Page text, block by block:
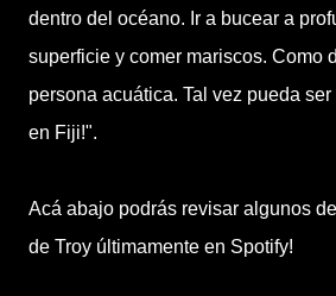
dentro del océano. Ir a bucear a
superficie y comer mariscos. Como
persona acuática. Tal vez pueda
en Fiji!".
Acá abajo podrás revisar algunos
de Troy últimamente en Spotify!